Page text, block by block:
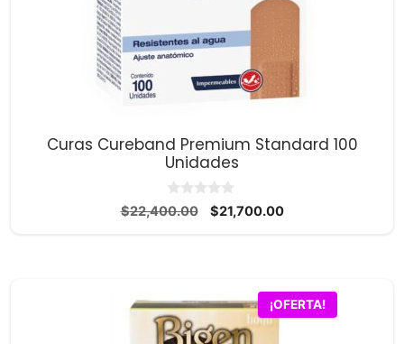
Curas Cureband Premium Standard 100
Unidades
0
d
$22,400.00
El
$21,700.00El
¡OFERTA!